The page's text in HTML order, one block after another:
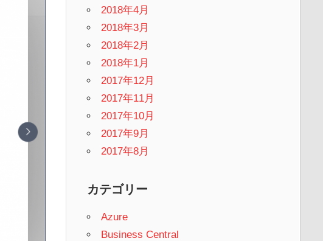
2018年4月
2018年3月
2018年2月
2018年1月
2017年12月
2017年11月
2017年10月
2017年9月
2017年8月
カテゴリー
Azure
Business Central